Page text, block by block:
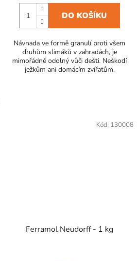
GRANULAX proti slimákům
DO KOŠÍKU
Návnada ve formě granulí proti všem
druhům slimáků v zahradách, je
mimořádně odolný vůči dešti. Neškodí
ježkům ani domácím zvířatům.
Ferramol Neudorff - 1 kg
Kód: 130008